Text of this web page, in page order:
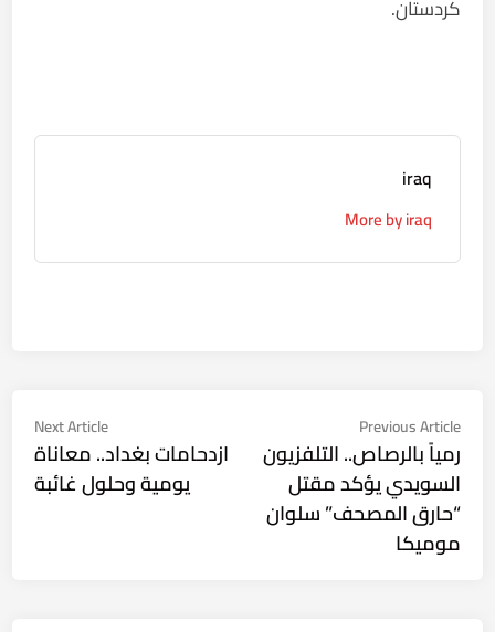
كردستان.
iraq
More by iraq
تصفّح
المقالات
Previous Article
article:
رمياً بالرصاص.. التلفزيون
السويدي يؤكد مقتل
“حارق المصحف” سلوان
موميكا
Next Article
Next
ازدحامات بغداد.. معاناة
يومية وحلول غائبة